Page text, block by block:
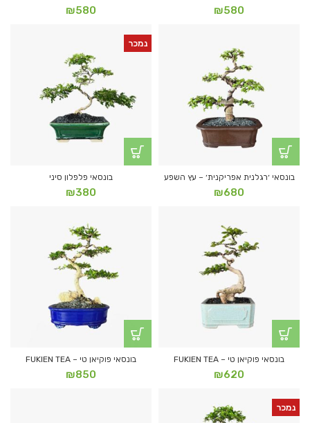
₪580
₪580
בונסאי ׳רגלנית אפריקנית׳ – עץ השפע
₪680
נמכר
בונסאי פלפלון סיני
₪380
בונסאי פוקיאן טי – FUKIEN TEA
₪620
בונסאי פוקיאן טי – FUKIEN TEA
₪850
נמכר